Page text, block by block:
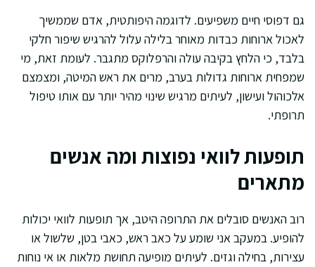
גם דפוסי חיים משפיעים. לדוגמה היפותטית, אדם שממשיך
לאכול ארוחות כבדות מאוחר בלילה עלול להרגיש שיפור חלקי
בלבד, כי הלחץ בקיבה עולה והרפלוקס מתגבר. לעומת זאת, מי
שמפחית ארוחות גדולות בערב, מרים את ראש המיטה, ומצמצם
אלכוהול ועישון, לעיתים מרגיש שינוי מהיר יותר עם אותו טיפול
תרופתי.
תופעות לוואי נפוצות ומה אנשים
מתארים
רוב האנשים סובלים את התרופה היטב, אך תופעות לוואי יכולות
להופיע. במעקב אני שומע על כאב ראש, כאבי בטן, שלשול או
עצירות, בחילה וגזים. לעיתים מופיעה תחושת מלאות או אי נוחות